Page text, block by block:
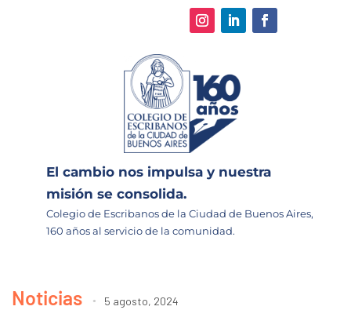
El cambio nos impulsa y nuestra
misión se consolida.
Colegio de Escribanos de la Ciudad de Buenos Aires,
160 años al servicio de la comunidad.
Noticias 5 agosto, 2024